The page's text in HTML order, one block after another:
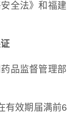
法》和福建
监督管理部
效期届满前6